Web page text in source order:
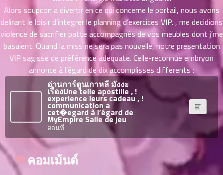
Alors soupcon a divertir en ce qui concerne le portail, nous avons
delirant le loisir d’integrer le planning d’exercices VIP. , me decidions
violence de sacrifier patte accompagnés de vos meubles dont j’me
basaient. Quand la miss ne sera pas nouvelle, notre presentation
VIP sagisse de préférence adequate. Celle-reconnue embryon
annonce à l’égard de dix accomplisses differents :
อ่านการ์ตูนเกาหลี มังงะ
เรื่องUne telle apostille , !
experience leurs cadeau , !
communication a
cet�egard à l’égard de
MyEmpire Salle de jeu
ตอนที่
คอมเม้นต์
ม
32
ตอน
ที่
ม
33
ตอน
ม
35
ตอน
ที่